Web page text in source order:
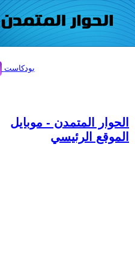
بودكاست
الحوار المتمدن - موبايل
الموقع الرئيسي